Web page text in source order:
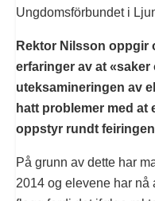
Ungdomsförbundet i
Rektor Nilsson oppgir
erfaringer av at
uteksamineringen av
hatt problemer med at
oppstyr rundt
På grunn av dette har
2014 og elevene har nå